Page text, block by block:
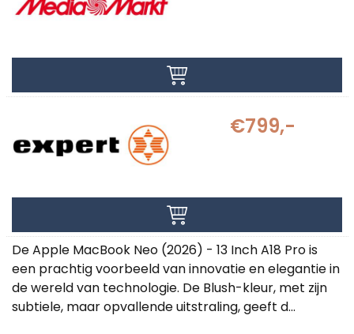
€799,-
De Apple MacBook Neo (2026) - 13 Inch A18 Pro is
een prachtig voorbeeld van innovatie en elegantie in
de wereld van technologie. De Blush-kleur, met zijn
subtiele, maar opvallende uitstraling, geeft d...